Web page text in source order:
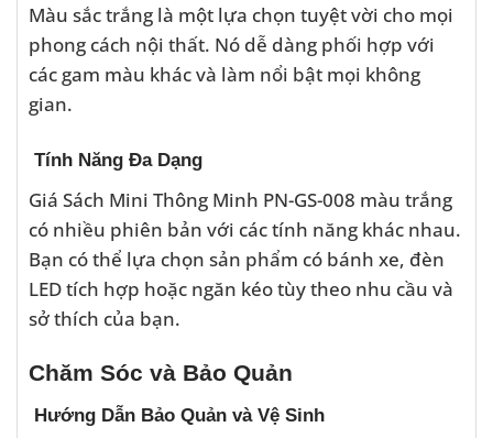
Màu sắc trắng là một lựa chọn tuyệt vời cho mọi
phong cách nội thất. Nó dễ dàng phối hợp với
các gam màu khác và làm nổi bật mọi không
gian.
Tính Năng Đa Dạng
Giá Sách Mini Thông Minh PN-GS-008 màu trắng
có nhiều phiên bản với các tính năng khác nhau.
Bạn có thể lựa chọn sản phẩm có bánh xe, đèn
LED tích hợp hoặc ngăn kéo tùy theo nhu cầu và
sở thích của bạn.
Chăm Sóc và Bảo Quản
Hướng Dẫn Bảo Quản và Vệ Sinh